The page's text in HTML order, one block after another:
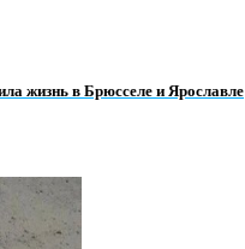
жизнь в Брюсселе и Ярославле